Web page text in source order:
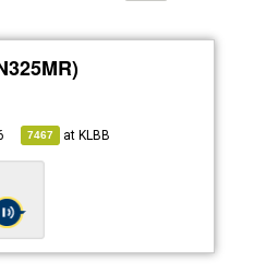
7467 atKLBB